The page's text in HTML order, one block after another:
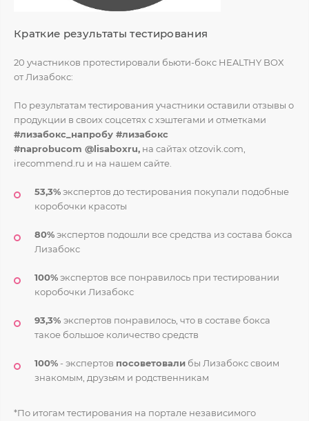
Краткие результаты тестирования
20 участников протестировали бьюти-бокс HEALTHY BOX
от Лизабокс:
По результатам тестирования участники оставили отзывы о
продукции в своих соцсетях с хэштегами и отметками
#лизабокс_напробу #лизабокс
#naprobucom @lisaboxru, на сайтах otzovik.com,
irecommend.ru и на нашем сайте.
53,3%экспертов до тестирования покупали подобные
коробочки красоты
80%экспертов подошли все средства из состава бокса
Лизабокс
100%экспертов все понравилось при тестировании
коробочки Лизабокс
93,3% экспертов понравилось, что в составе бокса
такое большое количество средств
100%- экспертов посоветовали бы Лизабокс своим
знакомым, друзьям и родственникам
*По итогам тестирования на портале независимого